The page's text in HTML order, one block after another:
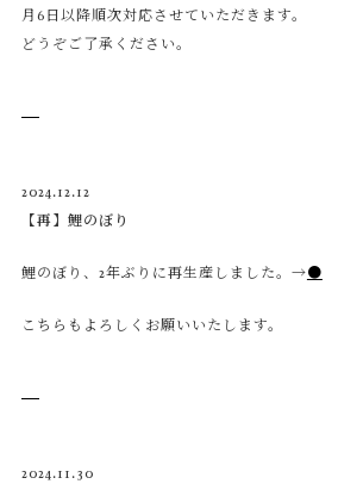
月6日以降順次対応させていただきます。
どうぞご了承ください。
2024.12.12
【再】鯉のぼり
鯉のぼり、2年ぶりに再生産しました。→●
こちらもよろしくお願いいたします。
2024.11.30